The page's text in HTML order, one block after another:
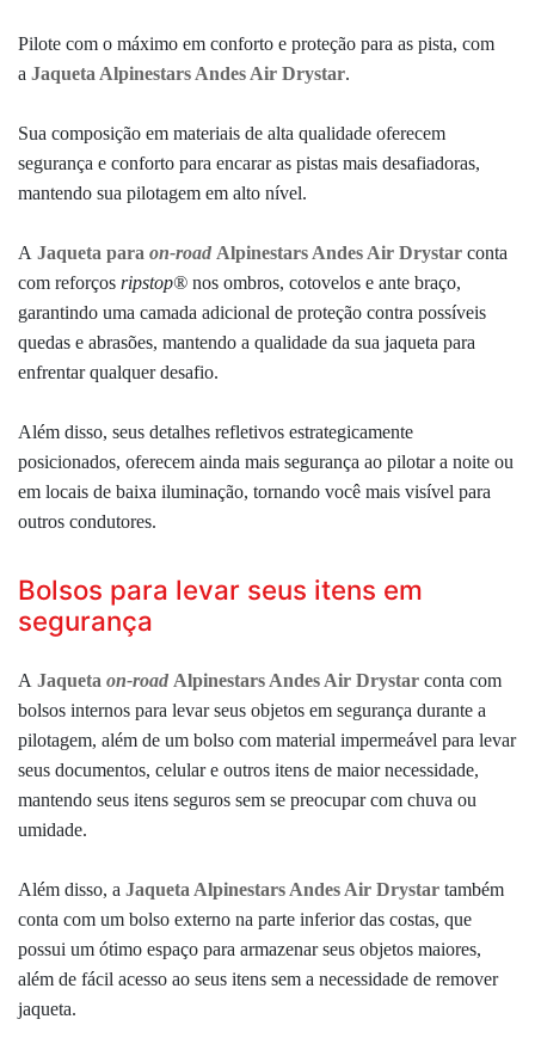
Pilote com o máximo em conforto e proteção para as pista, com
a Jaqueta Alpinestars Andes Air Drystar.
Sua composição em materiais de alta qualidade oferecem
segurança e conforto para encarar as pistas mais desafiadoras,
mantendo sua pilotagem em alto nível.
A Jaqueta para on-road Alpinestars Andes Air Drystar conta
com reforços ripstop® nos ombros, cotovelos e ante braço,
garantindo uma camada adicional de proteção contra possíveis
quedas e abrasões, mantendo a qualidade da sua jaqueta para
enfrentar qualquer desafio.
Além disso, seus detalhes refletivos estrategicamente
posicionados, oferecem ainda mais segurança ao pilotar a noite ou
em locais de baixa iluminação, tornando você mais visível para
outros condutores.
Bolsos para levar seus itens em
segurança
A Jaqueta on-road Alpinestars Andes Air Drystar conta com
bolsos internos para levar seus objetos em segurança durante a
pilotagem, além de um bolso com material impermeável para levar
seus documentos, celular e outros itens de maior necessidade,
mantendo seus itens seguros sem se preocupar com chuva ou
umidade.
Além disso, a Jaqueta Alpinestars Andes Air Drystar também
conta com um bolso externo na parte inferior das costas, que
possui um ótimo espaço para armazenar seus objetos maiores,
além de fácil acesso ao seus itens sem a necessidade de remover
jaqueta.